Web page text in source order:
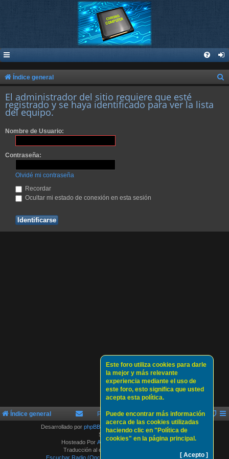
Índice general
El administrador del sitio requiere que esté
registrado y se haya identificado para ver la lista
del equipo.
Nombre de Usuario:
Contraseña:
Olvidé mi contraseña
Recordar
Ocultar mi estado de conexión en esta sesión
Este foro utiliza cookies para darle
la mejor y más relevante
experiencia mediante el uso de
este foro, esto significa que usted
acepta esta política.
Puede encontrar más información
acerca de las cookies utilizadas
haciendo clic en "Política de
cookies" en la página principal.
[ Acepto ]
Índice general Sobre nosotros
Política de Cookies
Desarrollado por phpBB ® Forum Software © phpBB Limited
Style byArty
Hosteado Por ATLAS-SERVER HOSTING.
Traducción al español por
Escuchar Radio (Opción 1)
Escuchar Radio (Opción 2)